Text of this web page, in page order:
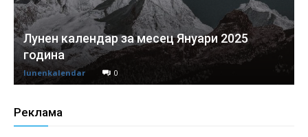
Лунен календар за месец Януари 2025
година
lunenkalendar 0
Реклама